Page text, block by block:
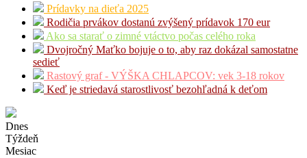
Prídavky na dieťa 2025
Rodičia prvákov dostanú zvýšený prídavok 170 eur
Ako sa starať o zimné vtáctvo počas celého roka
Dvojročný Maťko bojuje o to, aby raz dokázal samostatne
sedieť
Rastový graf - VÝŠKA CHLAPCOV: vek 3-18 rokov
Keď je striedavá starostlivosť bezohľadná k deťom
Dnes
Týždeň
Mesiac